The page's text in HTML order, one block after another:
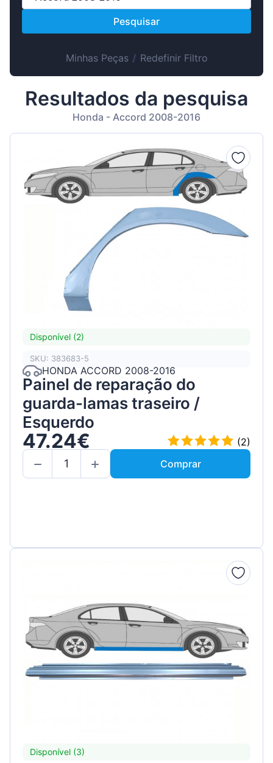
Magyar
Hrvatski
Latvian
Pesquisar
Minhas Peças/ Redefinir Filtro
Resultados da pesquisa
Honda - Accord 2008-2016
Disponível (2)
SKU: 383683-5
HONDA ACCORD 2008-2016
Painel de reparação do
guarda-lamas traseiro /
Esquerdo
47.24€
(2)
Comprar
Disponível (3)